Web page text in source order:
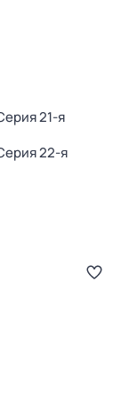
21-я
22-я